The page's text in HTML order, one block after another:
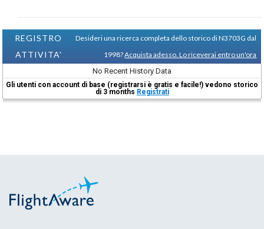
REGISTRO
ATTIVITA'
Desideri una ricerca completa dello storico di N3703G dal
1998?Acquista adesso. Lo riceverai entro un'ora
No Recent History Data
Gli utenti con account di base (registrarsi è gratis e facile!) vedono storico
di 3 months Registrati